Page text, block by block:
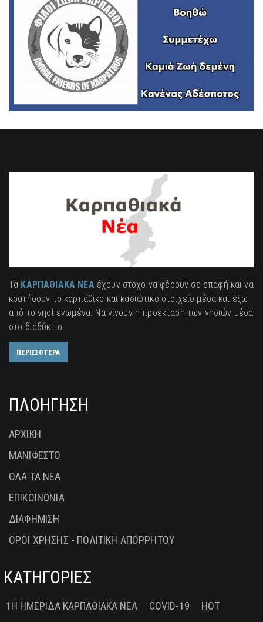
Τα ΚΑΡΠΑΘΙΑΚΑ ΝΕΑέχουν στόχο να φέρουν σε επαφή και να
κρατήσουν το καρπάθικο και κασιώτικο στοιχείο μέσα και έξω
από το νησί ενωμένα. Να γίνουν η προέκταση των νησιών μέσα
στο διαδύκτιο.
ΠΕΡΙΣΣΟΤΕΡΑ
ΠΛΟΗΓΗΣΗ
ΑΡΧΙΚΗ
ΜΑΝΙΦΕΣΤΟ
ΟΛΑ ΤΑ ΝΕΑ
ΕΠΙΚΟΙΝΩΝΙΑ
ΔΙΑΦΗΜΙΣΗ
ΟΡΟΙ ΧΡΗΣΗΣ - ΠΟΛΙΤΙΚΗ ΑΠΟΡΡΗΤΟΥ
ΚΑΤΗΓΟΡΙΕΣ
1Η ΗΜΕΡΊΔΑ ΚΑΡΠΑΘΙΑΚΆ ΝΈΑ COVID-19
HOT